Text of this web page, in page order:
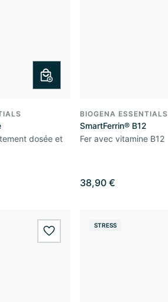
dosée et
BIOGENA ESSENTIALS
SmartFerrin® B12
Fer avec vitamine B12
38,90 €
wishlist.add
STRESS